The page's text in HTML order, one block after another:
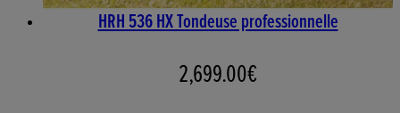
HRH 536 HX Tondeuse professionnelle
2,699.00€